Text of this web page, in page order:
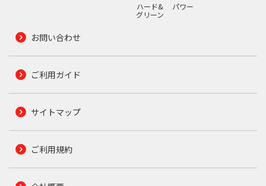
ハード&
グリーン
パワー
お問い合わせ
ご利用ガイド
サイトマップ
ご利用規約